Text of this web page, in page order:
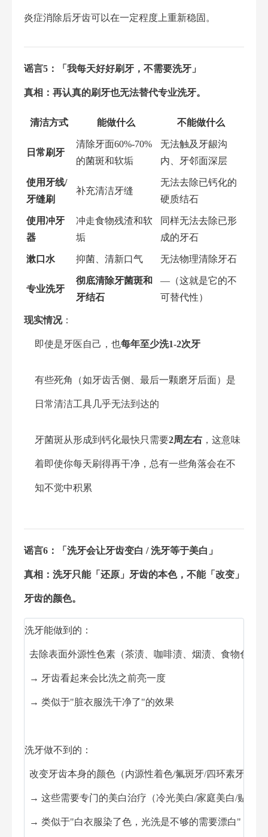
炎症消除后牙齿可以在一定程度上重新稳固。
谣言5：「我每天好好刷牙，不需要洗牙」
真相：再认真的刷牙也无法替代专业洗牙。
清洁方式 能做什么 不能做什么
日常刷牙
清除牙面60%-70%
的菌斑和软垢
无法触及牙龈沟
内、牙邻面深层
使用牙线/
牙缝刷
补充清洁牙缝
无法去除已钙化的
硬质结石
使用冲牙
器
冲走食物残渣和软
垢
同样无法去除已形
成的牙石
漱口水 抑菌、清新口气 无法物理清除牙石
专业洗牙
彻底清除牙菌斑和
牙结石
—（这就是它的不
可替代性）
现实情况：
即使是牙医自己，也每年至少洗1-2次牙
有些死角（如牙齿舌侧、最后一颗磨牙后面）是
日常清洁工具几乎无法到达的
牙菌斑从形成到钙化最快只需要2周左右 ，这意味
着即使你每天刷得再干净，总有一些角落会在不
知不觉中积累
谣言6：「洗牙会让牙齿变白 / 洗牙等于美白」
真相：洗牙只能「还原」牙齿的本色，不能「改变」
牙齿的颜色。
洗牙能做到的：
去除表面外源性色素（茶渍、咖啡渍、烟渍、食物色素
→ 牙齿看起来会比洗之前亮一度
→ 类似于"脏衣服洗干净了"的效果
洗牙做不到的：
改变牙齿本身的颜色（内源性着色/氟斑牙/四环素牙等）
→ 这些需要专门的美白治疗（冷光美白/家庭美白/贴面等
→ 类似于"白衣服染了色，光洗是不够的需要漂白"